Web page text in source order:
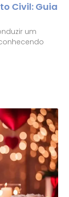
Civil: Guia
um